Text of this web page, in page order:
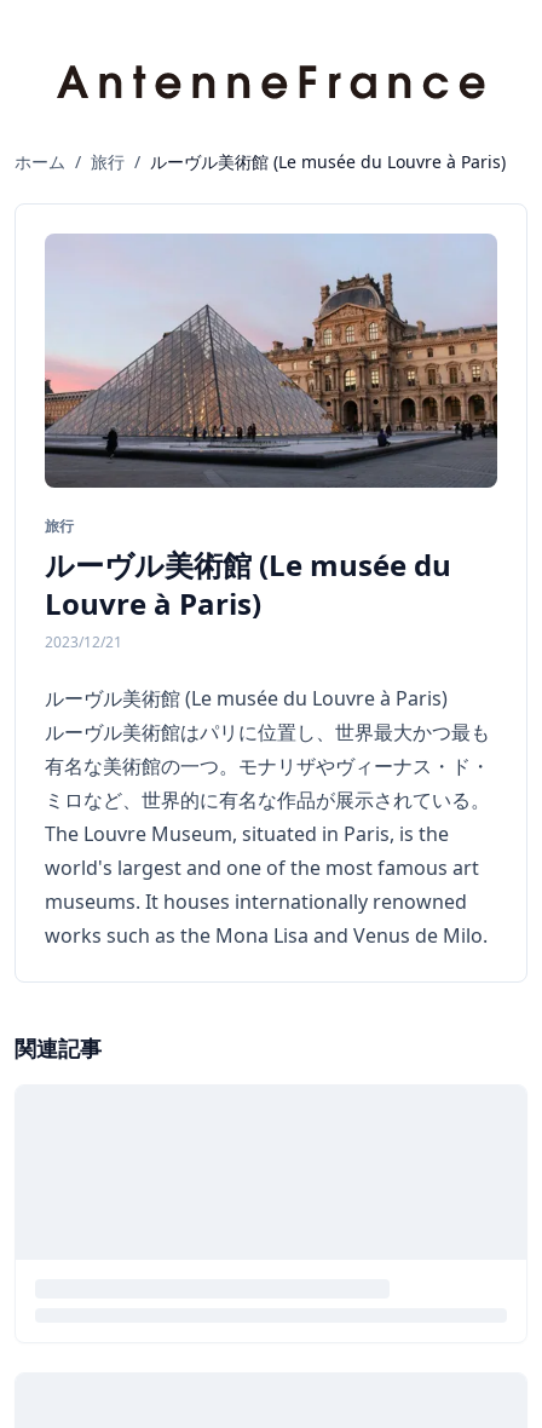
ホーム / 旅行 / ルーヴル美術館 (Le musée du Louvre à Paris)
旅行
ルーヴル美術館 (Le musée du
Louvre à Paris)
2023/12/21
ルーヴル美術館 (Le musée du Louvre à Paris)
ルーヴル美術館はパリに位置し、世界最大かつ最も
有名な美術館の一つ。モナリザやヴィーナス・ド・
ミロなど、世界的に有名な作品が展示されている。
The Louvre Museum, situated in Paris, is the
world's largest and one of the most famous art
museums. It houses internationally renowned
works such as the Mona Lisa and Venus de Milo.
関連記事